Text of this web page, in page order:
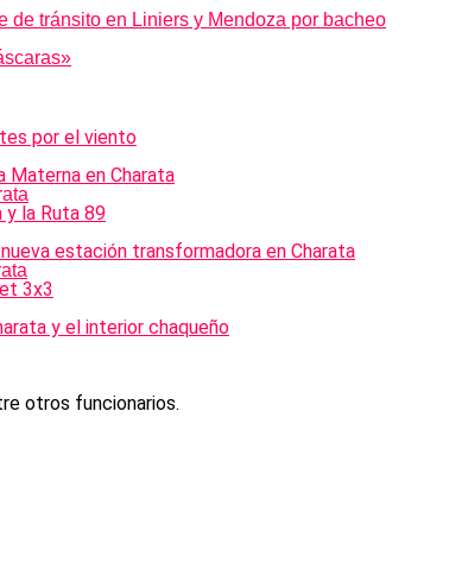
de tránsito en Liniers y Mendoza por bacheo
otros funcionarios.